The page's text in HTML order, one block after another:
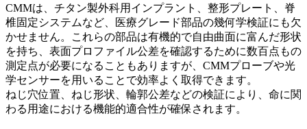
CMMは、 チタン製外科用インプラント
、整形プレート、脊
椎固定システムなど、医療グレード部品の幾何学検証にも欠
かせません。これらの部品は有機的で自由曲面に富んだ形状
を持ち、表面プロファイル公差を確認するために数百点もの
測定点が必要になることもありますが、CMMプローブや光
学センサーを用いることで効率よく取得できます。
ねじ穴位置、ねじ形状、輪郭公差などの検証により、命に関
わる用途における機能的適合性が確保されます。